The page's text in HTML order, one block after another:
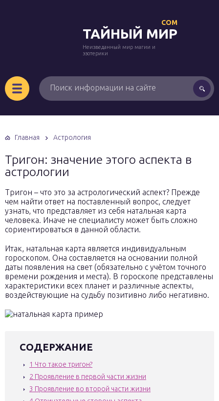
ТАЙНЫЙ МИР
COM
Неизведанный мир магии и
эзотерики
Главная Астрология
Тригон: значение этого аспекта в
астрологии
Тригон – что это за астрологический аспект? Прежде
чем найти ответ на поставленный вопрос, следует
узнать, что представляет из себя натальная карта
человека. Иначе не специалисту может быть сложно
сориентироваться в данной области.
Итак, натальная карта является индивидуальным
гороскопом. Она составляется на основании полной
даты появления на свет (обязательно с учётом точного
времени рождения и места). В гороскопе представлены
характеристики всех планет и различные аспекты,
воздействующие на судьбу позитивно либо негативно.
СОДЕРЖАНИЕ
1 Что такое тригон?
2 Проявление в первой части жизни
3 Проявление во второй части жизни